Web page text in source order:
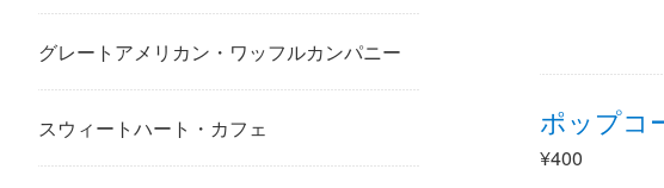
ポップコ
¥400
グレートアメリカン・ワッフルカンパニー
スウィートハート・カフェ